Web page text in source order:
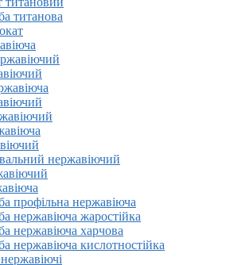
титанова
нержавіючий
профільна нержавіюча
нержавіюча жаростійка
нержавіюча харчова
нержавіюча кислотностійка